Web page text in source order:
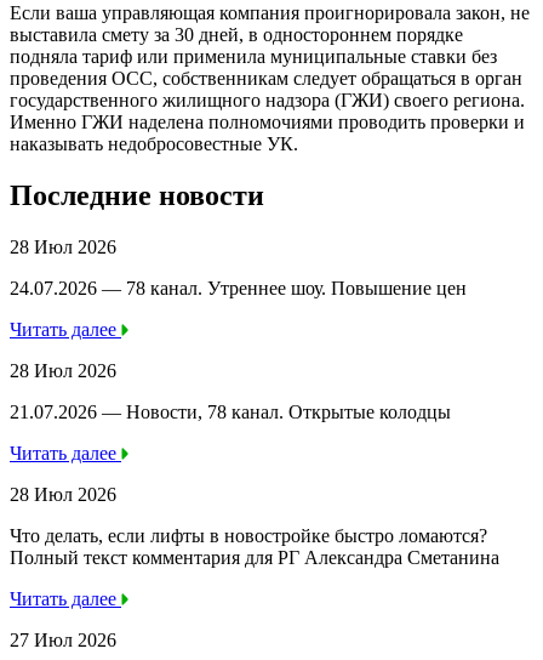
Если ваша управляющая компания проигнорировала закон, не
выставила смету за 30 дней, в одностороннем порядке
подняла тариф или применила муниципальные ставки без
проведения ОСС, собственникам следует обращаться в орган
государственного жилищного надзора (ГЖИ) своего региона.
Именно ГЖИ наделена полномочиями проводить проверки и
наказывать недобросовестные УК.
Последние новости
28 Июл 2026
24.07.2026 — 78 канал. Утреннее шоу. Повышение цен
Читать далее
28 Июл 2026
21.07.2026 — Новости, 78 канал. Открытые колодцы
Читать далее
28 Июл 2026
Что делать, если лифты в новостройке быстро ломаются?
Полный текст комментария для РГ Александра Сметанина
Читать далее
27 Июл 2026